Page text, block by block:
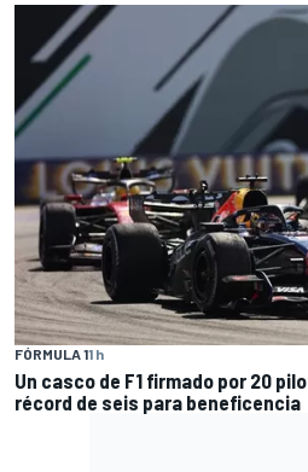
FÓRMULA 11 h
Un casco de F1 firmado por 20
récord de seis para beneficencia